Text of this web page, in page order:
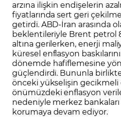
arzına ilişkin endişelerin
fiyatlarında sert geri
getirdi. ABD-İran arasında
beklentileriyle Brent petrol
altına gerilerken, enerji
küresel enflasyon
dönemde hafiflemesine
güçlendirdi. Bununla
önceki yükselişin
önümüzdeki enflasyon
nedeniyle merkez
korumaya devam ediyor.